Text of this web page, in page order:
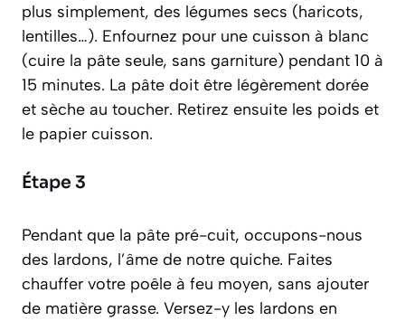
plus simplement, des légumes secs (haricots,
lentilles…). Enfournez pour une cuisson à blanc
(cuire la pâte seule, sans garniture) pendant 10 à
15 minutes. La pâte doit être légèrement dorée
et sèche au toucher. Retirez ensuite les poids et
le papier cuisson.
Étape 3
Pendant que la pâte pré-cuit, occupons-nous
des lardons, l’âme de notre quiche. Faites
chauffer votre poêle à feu moyen, sans ajouter
de matière grasse. Versez-y les lardons en